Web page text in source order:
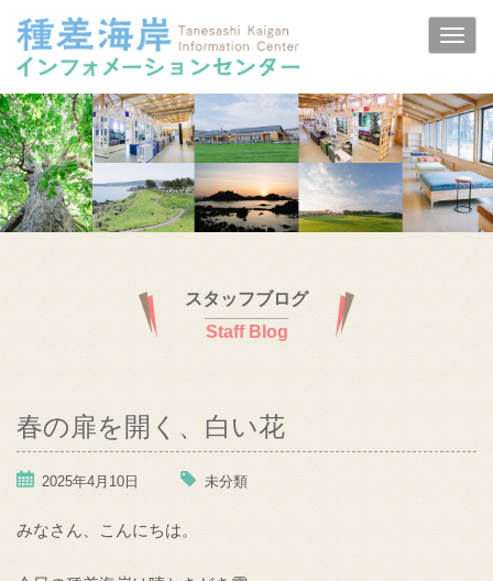
スタッフブログ
Staff Blog
春の扉を開く、白い花
2025年4月10日 未分類
みなさん、こんにちは。